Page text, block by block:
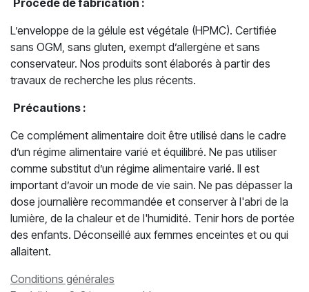
L’enveloppe de la gélule est végétale (HPMC). Certifiée
sans OGM, sans gluten, exempt d’allergène et sans
conservateur. Nos produits sont élaborés à partir des
travaux de recherche les plus récents.
Précautions :
Ce complément alimentaire doit être utilisé dans le cadre
d’un régime alimentaire varié et équilibré. Ne pas utiliser
comme substitut d’un régime alimentaire varié. Il est
important d’avoir un mode de vie sain. Ne pas dépasser la
dose journalière recommandée et conserver à l'abri de la
lumière, de la chaleur et de l'humidité. Tenir hors de portée
des enfants. Déconseillé aux femmes enceintes et ou qui
allaitent.
Conditions générales